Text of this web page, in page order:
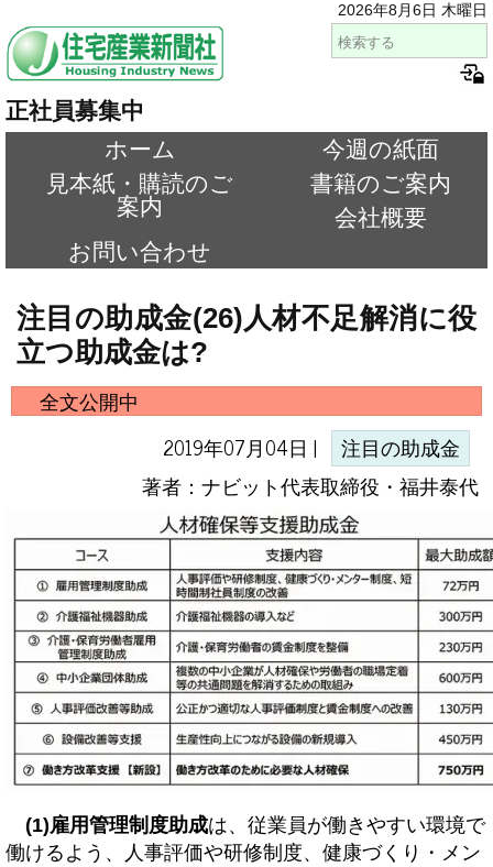
2026年8月6日 木曜日
正社員募集中
ホーム
今週の紙面
見本紙・購読のご
案内
書籍のご案内
会社概要
お問い合わせ
注目の助成金(26)人材不足解消に役
立つ助成金は?
全文公開中
2019年07月04日 |
注目の助成金
著者：ナビット代表取締役・福井泰代
(1)雇用管理制度助成は、従業員が働きやすい環境で
働けるよう、人事評価や研修制度、健康づくり・メン